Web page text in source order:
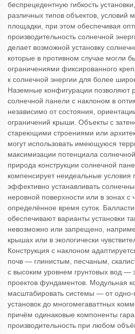
беспрецедентную гибкость
различных типов объектов, условий
площадки, при этом обеспечивая
производительность солнечной
делает возможной установку
которые в противном случае могли
ограничениями фиксированного
к солнечной энергии для более
Наземные конфигурации позволяют
солнечной панели с наклоном в
независимо от состояния,
ограничений крыши. Объекты с
стареющими строениями или
могут использовать имеющуюся
максимизации потенциала
природа конструкции солнечной
компенсирует неидеальные условия
эффективно устанавливать
неровной поверхности или в зонах с
определённое время суток.
обеспечивают варианты установки
невозможно или запрещено,
крышах или в экологически
Конструкция с наклоном
почв — глинистым, песчаным,
с высоким уровнем грунтовых вод —
проектов фундаментов. Модульная
масштабировать системы — от
установок до многомегаваттных
причём одинаковые компоненты
производительность при любом